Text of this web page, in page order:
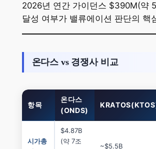
2026년 연간 가이던스 $390M(약
달성 여부가 밸류에이션 판단의 핵
온다스 vs 경쟁사 비교
항목
온다스
(ONDS)
시가총
$4.87B
(약 7조
~$5.5B